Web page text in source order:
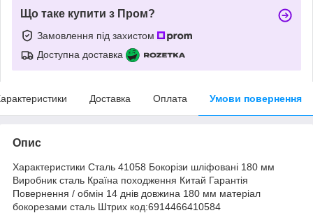
Що таке купити з Пром?
Замовлення під захистом
Доступна доставка
Доставка Оплата Умови повернення
Опис
Характеристики Сталь 41058 Бокорізи шліфовані 180 мм
Виробник сталь Країна походження Китай Гарантія
Повернення / обмін 14 днів довжина 180 мм матеріал
бокорезами сталь Штрих код:6914466410584